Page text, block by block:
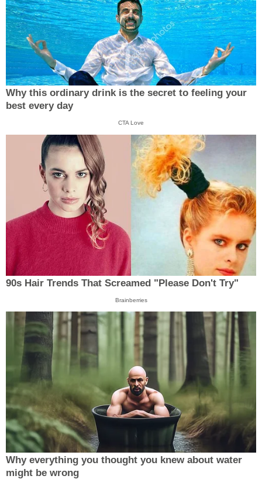
Why this ordinary drink is the secret to feeling your
best every day
CTA Love
90s Hair Trends That Screamed "Please Don't Try"
Brainberries
Why everything you thought you knew about water
might be wrong